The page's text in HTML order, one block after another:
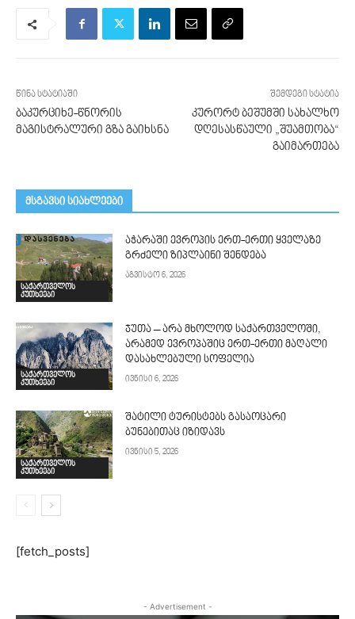
წინა სტატიაში
ბაკურციხე-წნორის
მაგისტრალური გზა გაიხსნა
შემდეგი სტატია
კურორტ ბეშუმში სახალხო
დღესასწაული „შუამთობა“
გაიმართება
მსგავსი სიახლეები
საქართველოს
კუთხეები
აჭარაში ევროპის ერთ-ერთი ყველაზე
გრძელი ზიპლაინი შენდება
აგვისტო 6, 2026
საქართველოს
კუთხეები
ჯუთა – არა მხოლოდ საქართველოში,
არამედ ევროპაშიც ერთ-ერთი მაღალი
დასახლებული სოფელია
ივნისი 6, 2026
საქართველოს
კუთხეები
შატილი ტურისტებს გასაოცარი
ბუნებითაც იზიდავს
ივნისი 5, 2026
[fetch_posts]
- Advertisement -